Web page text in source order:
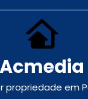
Acmedia
propriedade em